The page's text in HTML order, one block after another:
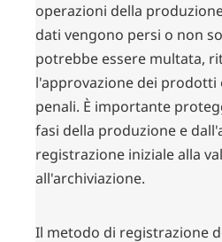
operazioni della
dati vengono persi o non
potrebbe essere multata,
l'approvazione dei prodotti
penali. È importante
fasi della produzione e
registrazione iniziale alla
all'archiviazione.
Il metodo di registrazione